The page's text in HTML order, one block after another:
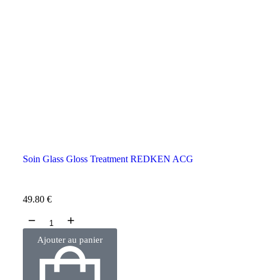
Soin Glass Gloss Treatment REDKEN ACG
49.80 €
Ajouter au panier